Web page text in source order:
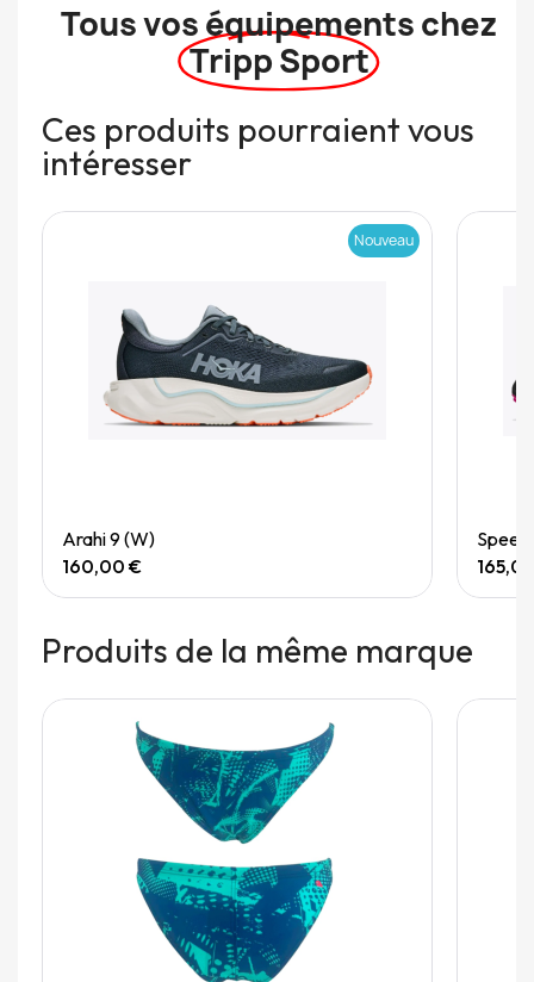
Tous vos équipements chez
Tripp Sport
Ces produits pourraient vous
intéresser
Nouveau
Arahi 9 (W)
160,00 €
Produits de la même marque